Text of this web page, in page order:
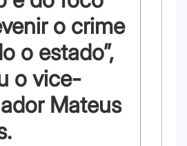
o crime
o estado”,
o vice-
Mateus